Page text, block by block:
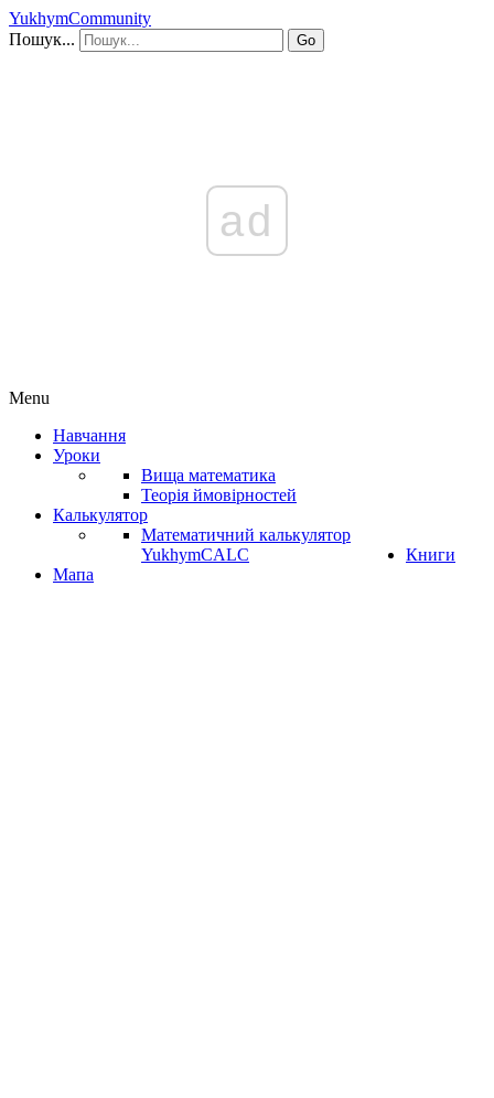
YukhymCommunity
Пошук...
Go
ad
Menu
Навчання
Уроки
Вища математика
Теорія ймовірностей
Калькулятор
Математичний калькулятор
YukhymCALC
Книги
Мапа